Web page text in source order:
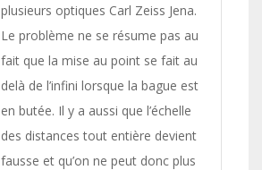
plusieurs optiques Carl Zeiss Jena.
Le problème ne se résume pas au
fait que la mise au point se fait au
delà de l’infini lorsque la bague est
en butée. Il y a aussi que l’échelle
des distances tout entière devient
fausse et qu’on ne peut donc plus